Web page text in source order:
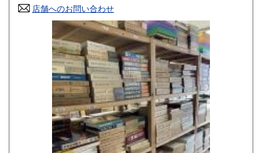
高知県 800円
800円 長崎県
800円 大分県
800円 鹿児島県
1,500円
店舗へのお問い合わせ